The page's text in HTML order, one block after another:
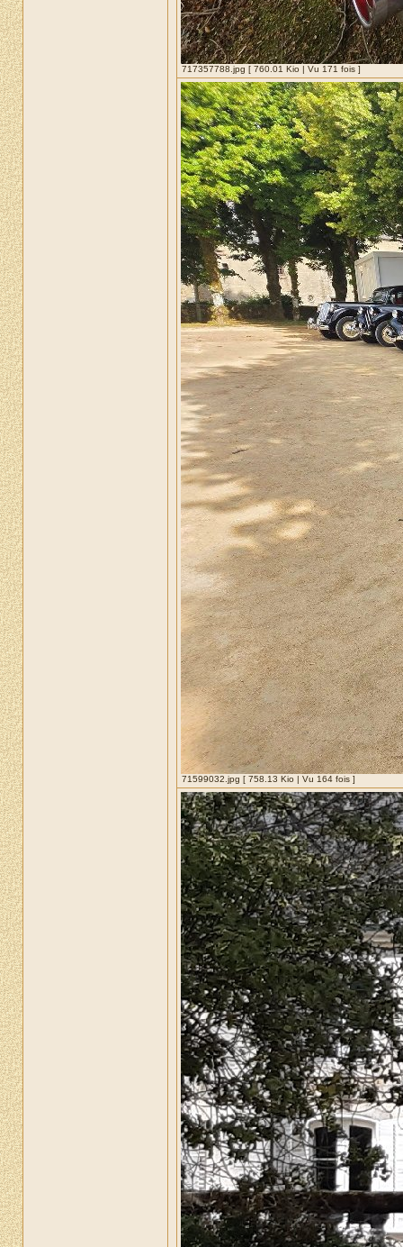
717357788.jpg [ 760.01 Kio | Vu 171 fois ]
71599032.jpg [ 758.13 Kio | Vu 164 fois ]